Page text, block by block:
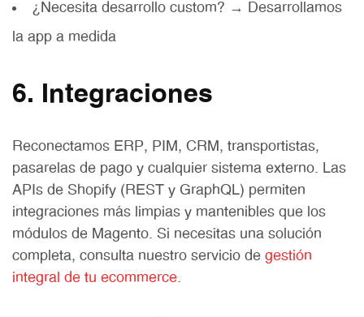
¿Necesita desarrollo custom? →
Desarrollamos
la app a medida
6. Integraciones
Reconectamos ERP, PIM, CRM, transportistas,
pasarelas de pago y cualquier sistema externo. Las
APIs de Shopify (REST y GraphQL) permiten
integraciones más limpias y mantenibles que los
módulos de Magento. Si necesitas una solución
completa, consulta nuestro servicio de gestión
integral de tu ecommerce.